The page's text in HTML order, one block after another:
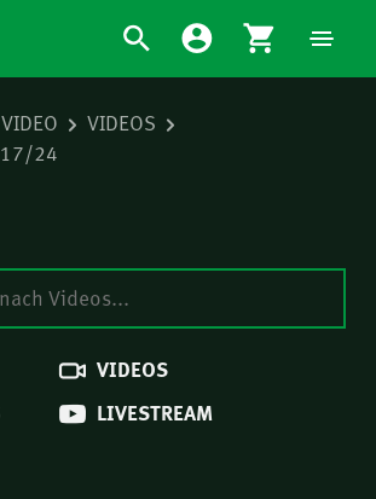
VIDEO
VIDEOS
17/24
VIDEOS
LIVESTREAM